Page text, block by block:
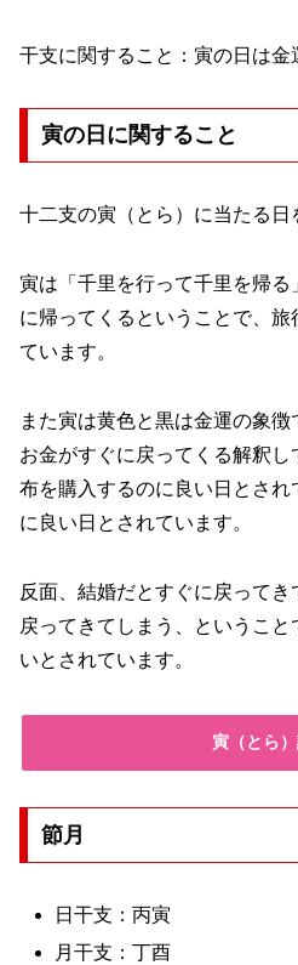
干支に関すること：寅の日は金
寅の日に関すること
十二支の寅（とら）に当たる日
寅は「千里を行って千里を帰
に帰ってくるということで、
ています。
また寅は黄色と黒は金運の象
お金がすぐに戻ってくる解釈
布を購入するのに良い日とさ
に良い日とされています。
反面、結婚だとすぐに戻って
戻ってきてしまう、というこ
いとされています。
寅（とら
節月
日干支：丙寅
月干支：丁酉